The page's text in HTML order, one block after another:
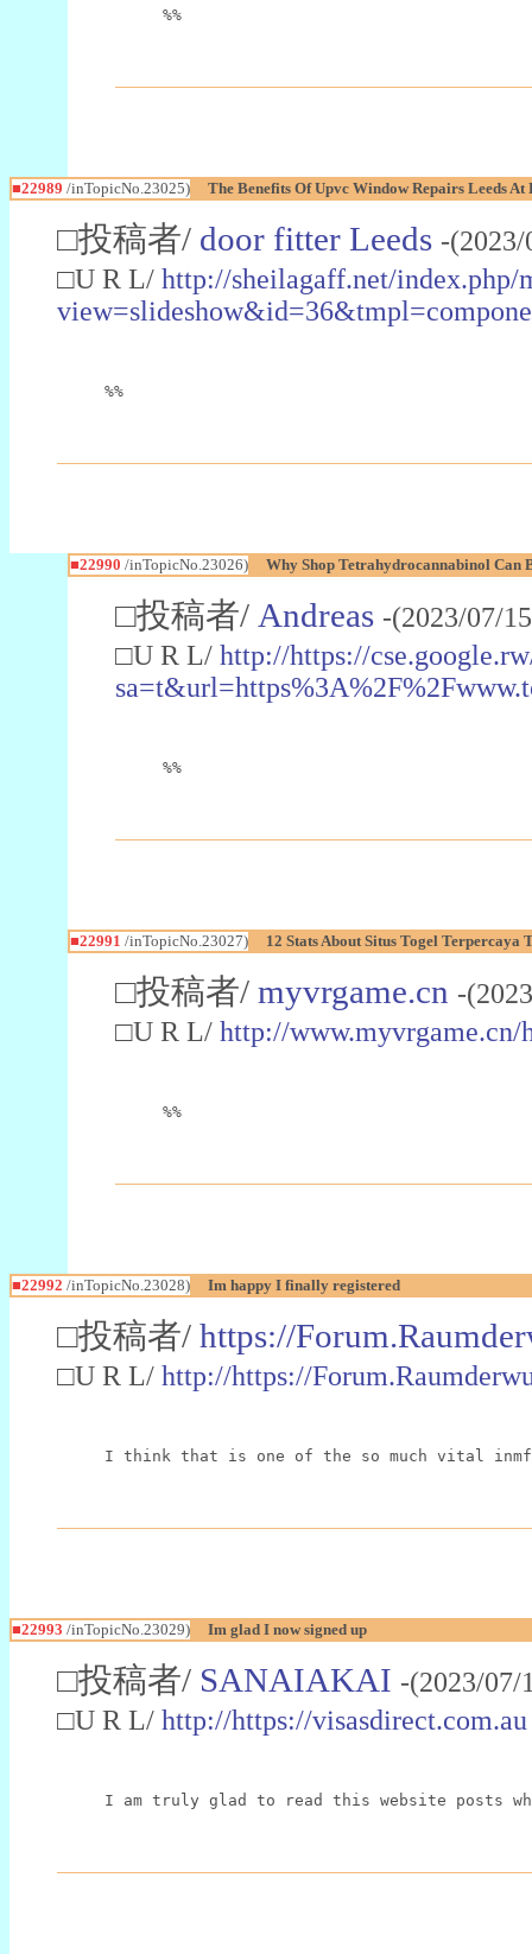
%%
■22989 /inTopicNo.23025) The Benefits Of Upvc Window Repairs Leeds
□投稿者/ door fitter Leeds -
□U R L/ http://sheilagaff.net/index.php/
%%
■22990 /inTopicNo.23026) Why Shop Tetrahydrocannabinol Can
□投稿者/ Andreas -(2023/07/
□U R L/ http://https://
%%
■22991 /inTopicNo.23027) 12 Stats About Situs Togel Terpercaya
□投稿者/ myvrgame.cn -
□U R L/ http://www.myvrgame.cn/
%%
■22992 /inTopicNo.23028) Im happy I finally registered
□投稿者/ https://
□U R L/ http://https://
I think that is one of the so much vital
■22993 /inTopicNo.23029) Im glad I now signed up
□投稿者/ SANAIAKAI -(2023/
□U R L/ http://https://visasdirect.com.au
I am truly glad to read this website posts